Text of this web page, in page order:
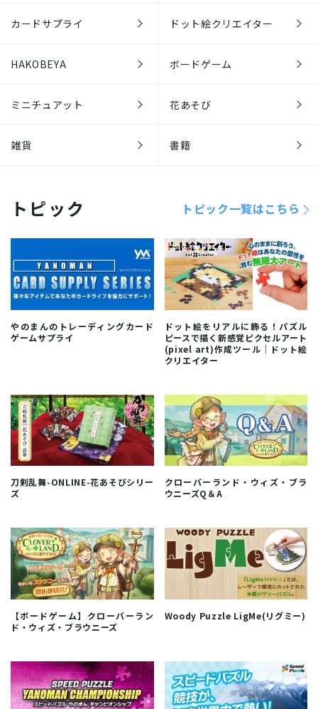
カードサプライ ドット絵クリエイター
HAKOBEYA ボードゲーム
ミニチュアット 花あそび
雑貨 書籍
トピック トピック一覧はこちら
やのまんのトレーディングカード
ゲームサプライ
ドット絵をリアルに飾る！パズル
ピースで描く新感覚ピクセルアート
(pixel art)作成ツール｜ドット絵
クリエイター
刀剣乱舞-ONLINE-花あそびシリー
ズ
クローバーランド・ウィズ・ブラ
ウニーズQ＆A
【ボードゲーム】クローバーラン
ド・ウィズ・ブラウニーズ
Woody Puzzle LigMe(リグミー)